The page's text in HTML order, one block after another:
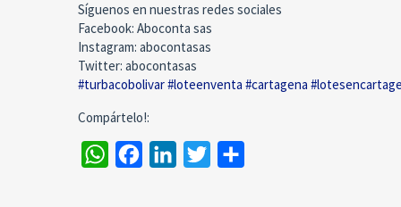
Síguenos en nuestras redes sociales
Facebook: Aboconta sas
Instagram: abocontasas
Twitter: abocontasas
#turbacobolivar#loteenventa #cartagena
Compártelo!:
WhatsAppFacebookLinkedInTwitter